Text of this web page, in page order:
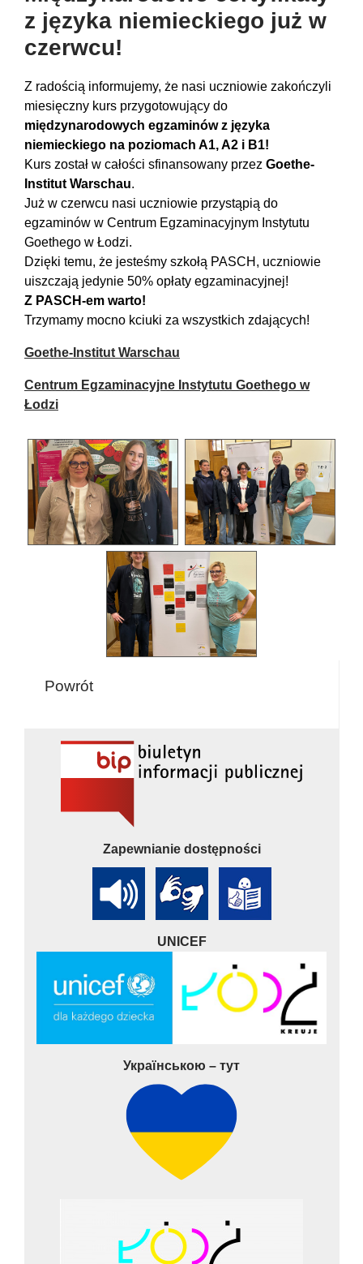
z języka niemieckiego już w
czerwcu!
Z radością informujemy, że nasi uczniowie zakończyli
miesięczny kurs przygotowujący do
międzynarodowych egzaminów z języka
niemieckiego na poziomach A1, A2 i B1!
Kurs został w całości sfinansowany przez Goethe-
Institut Warschau.
Już w czerwcu nasi uczniowie przystąpią do
egzaminów w Centrum Egzaminacyjnym Instytutu
Goethego w Łodzi.
Dzięki temu, że jesteśmy szkołą PASCH, uczniowie
uiszczają jedynie 50% opłaty egzaminacyjnej!
Z PASCH-em warto!
Trzymamy mocno kciuki za wszystkich zdających!
Goethe-Institut Warschau
Centrum Egzaminacyjne Instytutu Goethego w
Łodzi
Powrót
Zapewnianie dostępności
UNICEF
Українською – тут